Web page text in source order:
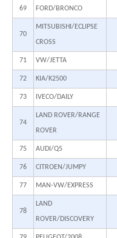
69 FORD/BRONCO
70
MITSUBISHI/ECLIPSE
CROSS
71 VW/JETTA
72 KIA/K2500
73 IVECO/DAILY
74
LAND ROVER/RANGE
ROVER
75 AUDI/Q5
76 CITROEN/JUMPY
77 MAN-VW/EXPRESS
78
LAND
ROVER/DISCOVERY